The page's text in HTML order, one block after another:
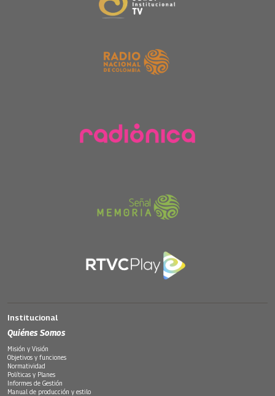
Institucional
Quiénes Somos
Misión y Visión
Objetivos y funciones
Normatividad
Políticas y Planes
Informes de Gestión
Manual de producción y estilo